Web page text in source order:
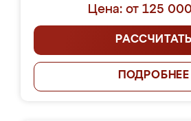
Цена: от 125
РАССЧИТАТЬ
ПОДРОБНЕЕ